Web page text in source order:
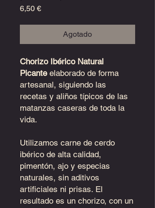
6,50 €Precio
Agotado
Chorizo Ibérico Natural
Picante elaborado de forma
artesanal, siguiendo las
recetas y aliños típicos de las
matanzas caseras de toda la
vida.
Utilizamos carne de cerdo
ibérico de alta calidad,
pimentón, ajo y especias
naturales, sin aditivos
artificiales ni prisas. El
resultado es un chorizo, con un